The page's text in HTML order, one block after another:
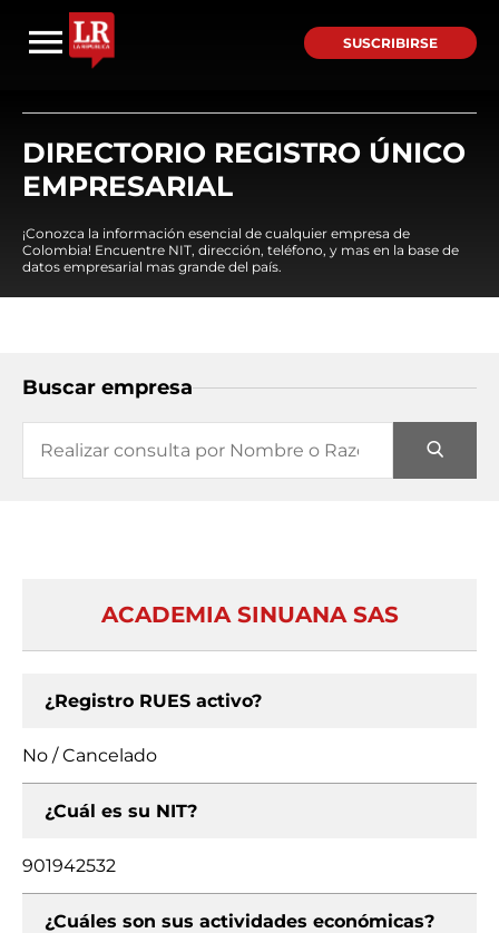
SUSCRIBIRSE
DIRECTORIO REGISTRO ÚNICO
EMPRESARIAL
¡Conozca la información esencial de cualquier empresa de
Colombia! Encuentre NIT, dirección, teléfono, y mas en la base de
datos empresarial mas grande del país.
Buscar empresa
ACADEMIA SINUANA SAS
¿Registro RUES activo?
No / Cancelado
¿Cuál es su NIT?
901942532
¿Cuáles son sus actividades económicas?